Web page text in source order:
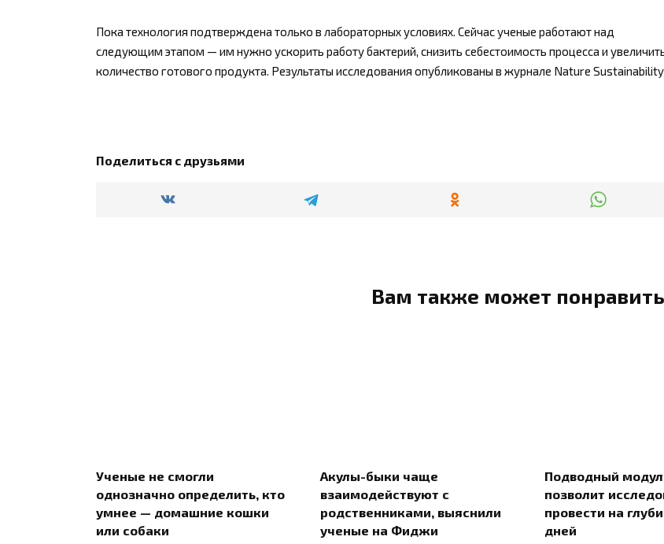
Пока технология подтверждена только в лабораторных условиях. Сейчас ученые работают над
следующим этапом — им нужно ускорить работу бактерий, снизить себестоимость процесса и
количество готового продукта. Результаты исследования опубликованы в журнале Nature
Поделиться с друзьями
Вам также может
Ученые не смогли
однозначно определить, кто
умнее — домашние кошки
или собаки
Акулы-быки чаще
взаимодействуют с
родственниками, выяснили
ученые на Фиджи
Подводный
позволит
провести на
дней